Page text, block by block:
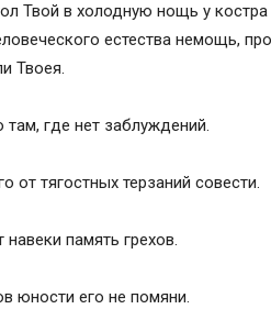
Твой в холодную нощь у
естества немощь,
Твоея.
там, где нет заблуждений.
от тягостных терзаний совести.
навеки память грехов.
юности его не помяни.